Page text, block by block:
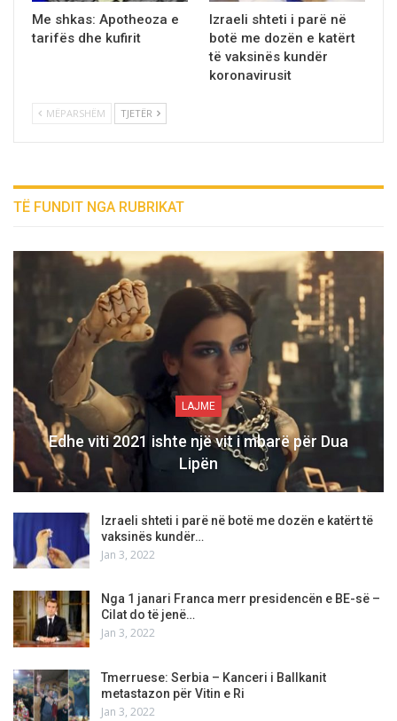
Me shkas: Apotheoza e
tarifës dhe kufirit
Izraeli shteti i parë në
botë me dozën e katërt
të vaksinës kundër
koronavirusit
MËPARSHËM TJETËR
TË FUNDIT NGA RUBRIKAT
LAJME
Edhe viti 2021 ishte një vit i mbarë për Dua
Lipën
Izraeli shteti i parë në botë me dozën e katërt të
vaksinës kundër…
Jan 3, 2022
Nga 1 janari Franca merr presidencën e BE-së –
Cilat do të jenë…
Jan 3, 2022
Tmerruese: Serbia – Kanceri i Ballkanit
metastazon për Vitin e Ri
Jan 3, 2022